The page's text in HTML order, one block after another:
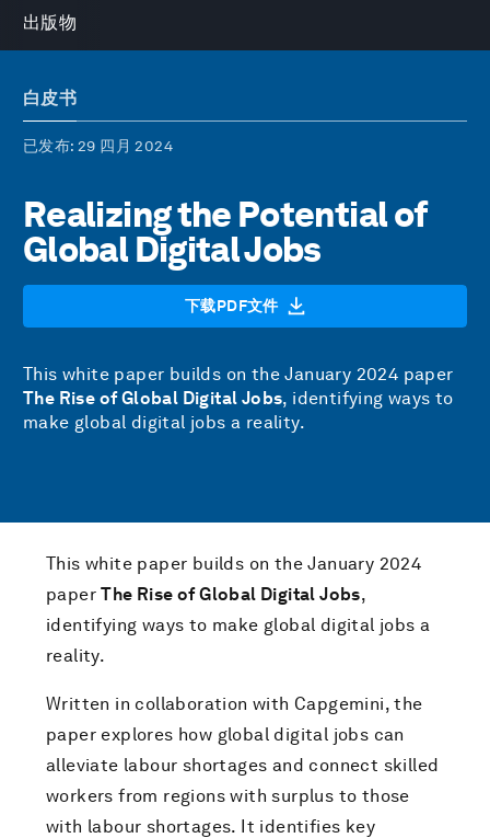
出版物
白皮书
已发布: 29 四月 2024
Realizing the Potential of
Global Digital Jobs
下载PDF文件
This white paper builds on the January 2024 paper
The Rise of Global Digital Jobs, identifying ways to
make global digital jobs a reality.
This white paper builds on the January 2024
paperThe Rise of Global Digital Jobs,
identifying ways to make global digital jobs a
reality.
Written in collaboration with Capgemini, the
paper explores how global digital jobs can
alleviate labour shortages and connect skilled
workers from regions with surplus to those
with labour shortages. It identifies key